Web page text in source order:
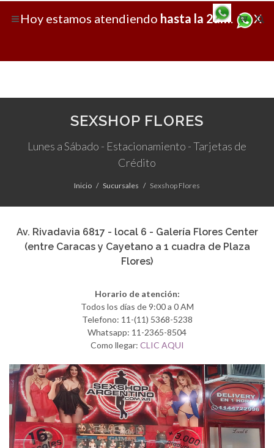
X
Hoy estamos atendiendo hasta la 2am.
SEXSHOP FLORES
Lunes a Sábado - Estacionamiento - Tarjetas de
Crédito
Inicio Sucursales Sexshop Flores
Av. Rivadavia 6817 - local 6 - Galería Flores Center
(entre Caracas y Cayetano a 1 cuadra de Plaza
Flores)
Horario de atención:
Todos los días de 9:00 a 0 AM
Telefono: 11-(11) 5368-5238
Whatsapp: 11-2365-8504
Como llegar: CLIC AQUI